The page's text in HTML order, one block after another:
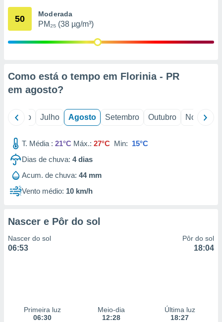
através
1199
50 Moderada
PM₂₅ (38 µg/m³)
Como está o tempo em Florinia - PR
em agosto?
Junho Julho Agosto Setembro Outubro Novembro
T. Média : 21°C Máx.: 27°C Min: 15°C
Dias de chuva: 4dias
Acum. de chuva: 44 mm
Vento médio: 10 km/h
Nascer e Pôr do sol
Nascer do sol
06:53
Pôr do sol
18:04
Primeira luz
06:30
Meio-dia
12:28
Última luz
18:27